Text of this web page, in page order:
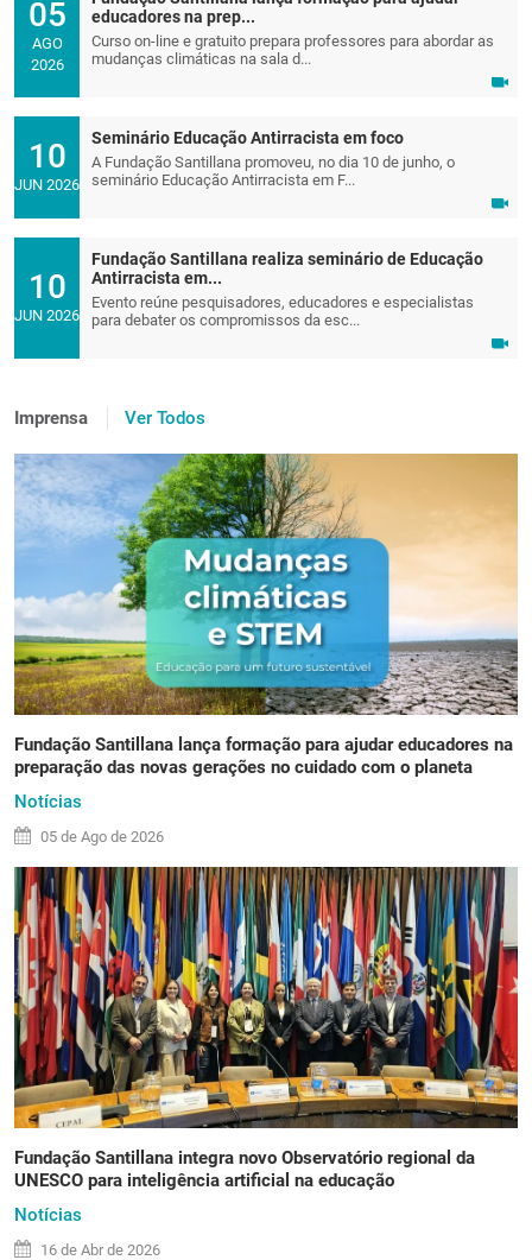
05
AGO
2026
educadores na prep...
Curso on-line e gratuito prepara professores para abordar as
mudanças climáticas na sala d...
10
JUN 2026
Seminário Educação Antirracista em foco
A Fundação Santillana promoveu, no dia 10 de junho, o
seminário Educação Antirracista em F...
10
JUN 2026
Fundação Santillana realiza seminário de Educação
Antirracista em...
Evento reúne pesquisadores, educadores e especialistas
para debater os compromissos da esc...
Imprensa Ver Todos
Fundação Santillana lança formação para ajudar educadores na
preparação das novas gerações no cuidado com o planeta
Notícias
05 de Ago de 2026
Fundação Santillana integra novo Observatório regional da
UNESCO para inteligência artificial na educação
Notícias
16 de Abr de 2026